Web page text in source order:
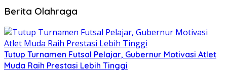
Berita Olahraga
Tutup Turnamen Futsal Pelajar, Gubernur Motivasi Atlet
Muda Raih Prestasi Lebih Tinggi